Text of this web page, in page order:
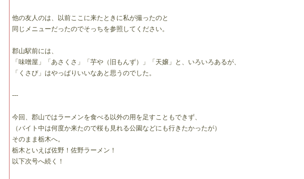
他の友人のは、以前ここに来たときに私が撮ったのと
同じメニューだったのでそっちを参照してください。
郡山駅前には、
「味噌屋」「あさくさ」「芋や（旧もんず）」「天嬢」と、いろいろあるが、
「くさび」はやっぱりいいなあと思うのでした。
---
今回、郡山ではラーメンを食べる以外の用を足すこともできず、
（バイト中は何度か来たので桜も見れる公園などにも行きたかったが）
そのまま栃木へ。
栃木といえば佐野！佐野ラーメン！
以下次号へ続く！